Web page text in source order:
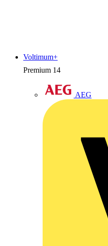
Premium 14
AEG
Voltimum+